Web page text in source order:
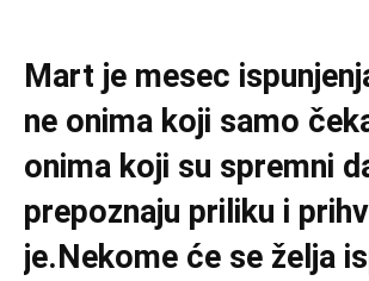
Mart je mesec
ne onima koji samo
onima koji su spremni
prepoznaju priliku i
je.Nekome će se želja